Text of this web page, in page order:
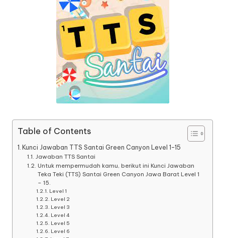
Table of Contents
Kunci Jawaban TTS Santai Green Canyon Level 1-15
Jawaban TTS Santai
Untuk mempermudah kamu, berikut ini Kunci Jawaban
Teka Teki (TTS) Santai Green Canyon Jawa Barat Level 1
– 15.
Level 1
Level 2
Level 3
Level 4
Level 5
Level 6